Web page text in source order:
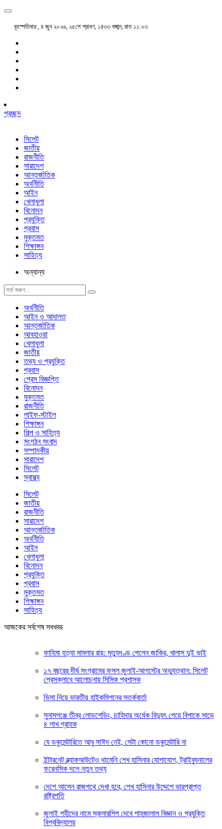
বৃহস্পতিবার , ৪ জুন ২০২৬, ২৫শে শ্রাবণ, ১৪৩৩ বঙ্গাব্দ, রাত ১১:০৩
প্রচ্ছদ
সিলেট
জাতীয়
রাজনীতি
সারাদেশ
আন্তর্জাতিক
অর্থনীতি
আইন
খেলাধুলা
বিনোদন
প্রযুক্তি
প্রবাস
মুক্তমত
শিক্ষাঙ্গন
সাহিত্য
অন্যান্য
অর্থনীতি
আইন ও আদালত
আন্তর্জাতিক
আবহাওয়া
খেলাধুলা
জাতীয়
তথ্য ও প্রযুক্তি
প্রবাস
প্রেস বিজ্ঞপ্তি
বিনোদন
মুক্তমত
রাজনীতি
লাইফ-স্টাইল
শিক্ষাঙ্গন
শিল্প ও সাহিত্য
সংগঠন সংবাদ
সম্পাদকীয়
সারাদেশ
সিলেট
স্বাস্থ্য
সিলেট
জাতীয়
রাজনীতি
সারাদেশ
আন্তর্জাতিক
অর্থনীতি
আইন
খেলাধুলা
বিনোদন
প্রযুক্তি
প্রবাস
মুক্তমত
শিক্ষাঙ্গন
সাহিত্য
আজকের সর্বশেষ সবখবর
ফাহিমা হত্যা মামলার রায়: মৃত্যুদণ্ড পেলেন জাকির, খালাস দুই ভাই
১৭ বছরের দীর্ঘ সংগ্রামের ফসল জুলাই-আগস্টের অভ্যুত্থান: সিলেট
প্রেসক্লাবে আলোচনায় সিসিক প্রশাসক
ভিসা নিয়ে ভারতীয় হাইকমিশনের সতর্কবার্তা
সুনামগঞ্জে তীব্র লোডশেডিং, চাহিদার অর্ধেক বিদ্যুৎ পেয়ে বিপাকে সাড়ে
৪ লাখ গ্রাহক
যে ডকুমেন্টারিতে আবু সাঈদ নেই, সেটা কোনো ডকুমেন্টারি না
ইন্টারনেট ব্ল্যাকআউটেও থামেনি শেখ হাসিনার যোগাযোগ, ট্রাইব্যুনালের
ফরেনসিক দলে নতুন তথ্য
দেশে আসেন রাজপথে দেখা হবে, শেখ হাসিনার উদ্দেশে ভারপ্রাপ্ত
রাষ্ট্রপতি
জুলাই শহীদের নামে স্কলারশিপ দেবে শাহজালাল বিজ্ঞান ও প্রযুক্তি
বিশ্ববিদ্যালয়